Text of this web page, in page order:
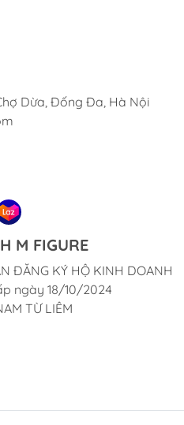
Dừa, Đống Đa, Hà Nội
M FIGURE
ĐĂNG KÝ HỘ KINH DOANH
ngày 18/10/2024
TỪ LIÊM